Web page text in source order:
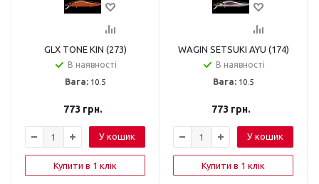
GLX TONE KIN (273)
В наявності
Вага: 10.5
773 грн.
У кошик
Купити в 1 клік
WAGIN SETSUKI AYU (174)
В наявності
Вага: 10.5
773 грн.
У кошик
Купити в 1 клік